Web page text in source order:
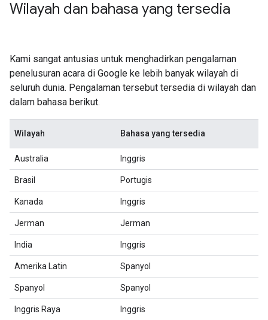
Wilayah dan bahasa yang tersedia
Kami sangat antusias untuk menghadirkan pengalaman
penelusuran acara di Google ke lebih banyak wilayah di
seluruh dunia. Pengalaman tersebut tersedia di wilayah dan
dalam bahasa berikut.
Wilayah Bahasa yang tersedia
Australia Inggris
Brasil Portugis
Kanada Inggris
Jerman Jerman
India Inggris
Amerika Latin Spanyol
Spanyol Spanyol
Inggris Raya Inggris